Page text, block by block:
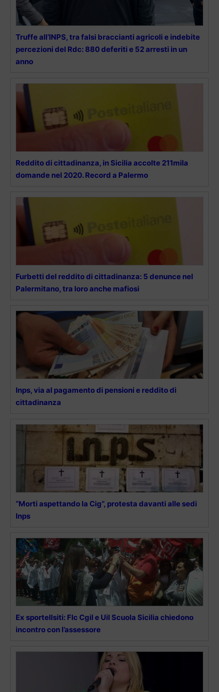
Truffe all’INPS, tra falsi braccianti agricoli e indebite
percezioni del Rdc: 880 deferiti e 52 arresti in un
anno
Reddito di cittadinanza, in Sicilia accolte 211mila
domande nel 2020. Record a Palermo
Furbetti del reddito di cittadinanza: 5 denunce nel
Palermitano, tra loro anche mafiosi
Inps, via al pagamento di pensioni e reddito di
cittadinanza
“Morti aspettando la Cig”, protesta davanti alle sedi
Inps
Ex sportellsiti: Flc Cgil e Uil Scuola Sicilia chiedono
incontro con l’assessore